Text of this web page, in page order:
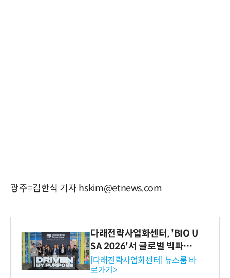
광주=김한식 기자 hskim@etnews.com
다래전략사업화센터, 'BIO U
SA 2026'서 글로벌 빅파마
와의 비즈니스 미팅 지원…K
-바이오 해외 진출 교두보 확
[다래전략사업화센터] 뉴스룸 바
로가기>